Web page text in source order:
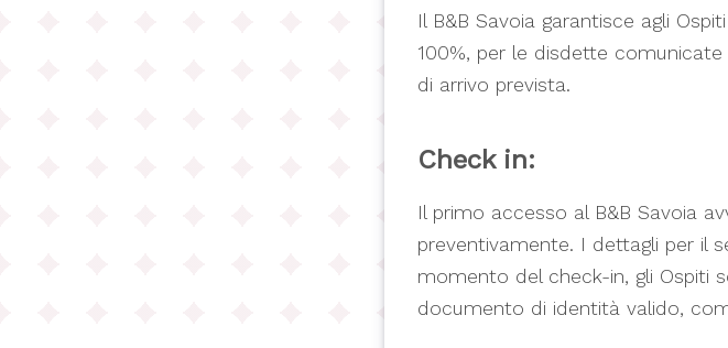
Il B&B Savoia garantisce agli
100%, per le disdette
di arrivo prevista.
Check in:
Il primo accesso al B&B Savoia
preventivamente. I dettagli per il
momento del check-in, gli Ospiti
documento di identità valido,